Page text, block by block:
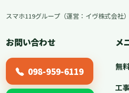
スマホ119グループ（運営：イヴ株式会社）
お問い合わせ
098-959-6119
メ
無
工